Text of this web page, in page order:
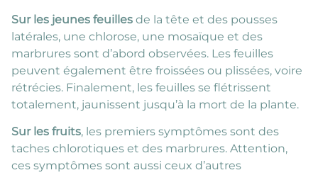
Sur les jeunes feuilles de la tête et des pousses
latérales, une chlorose, une mosaïque et des
marbrures sont d’abord observées. Les feuilles
peuvent également être froissées ou plissées, voire
rétrécies. Finalement, les feuilles se flétrissent
totalement, jaunissent jusqu’à la mort de la plante.
Sur les fruits, les premiers symptômes sont des
taches chlorotiques et des marbrures. Attention,
ces symptômes sont aussi ceux d’autres